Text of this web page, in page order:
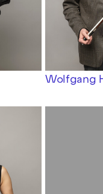
Wolfgang